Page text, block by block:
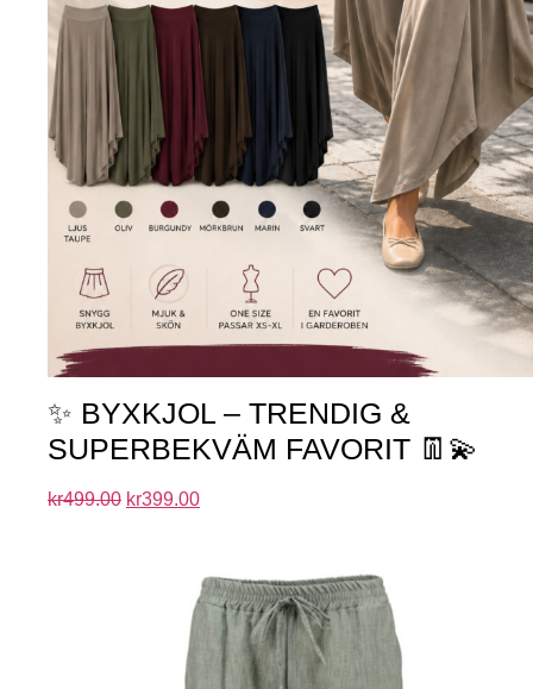
✨ BYXKJOL – TRENDIG &
SUPERBEKVÄM FAVORIT 👖💫
kr499.00 kr399.00